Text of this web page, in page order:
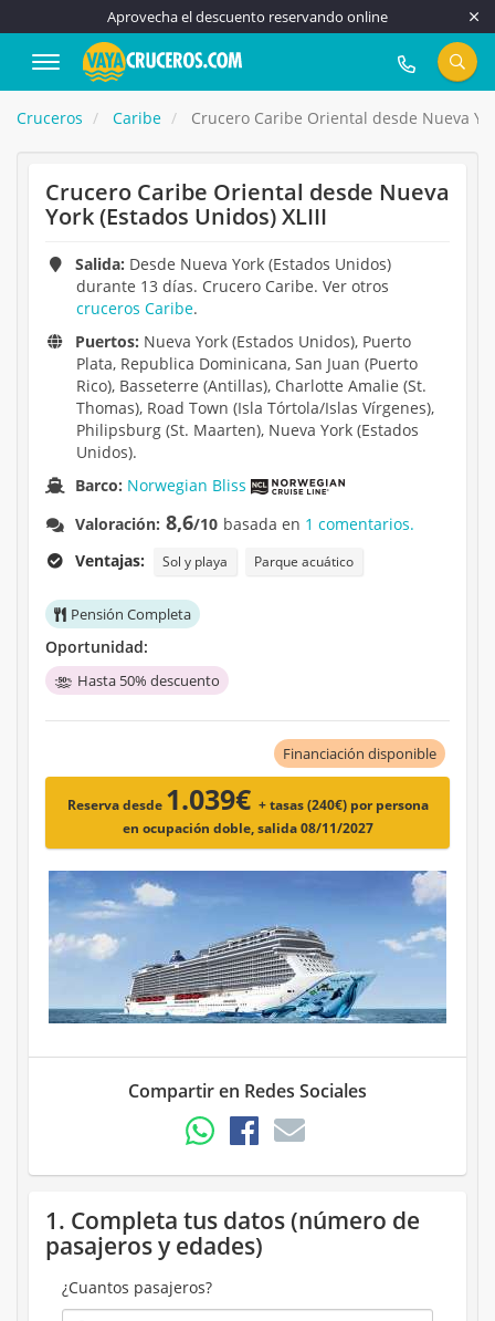
Aprovecha el descuento reservando online
917 815 555
Cruceros Caribe Crucero Caribe Oriental desde Nueva
Crucero Caribe Oriental desde Nueva
York (Estados Unidos) XLIII
Salida: Desde Nueva York (Estados Unidos)
durante 13 días. Crucero Caribe. Ver otros
cruceros Caribe.
Puertos: Nueva York (Estados Unidos), Puerto
Plata, Republica Dominicana, San Juan (Puerto
Rico), Basseterre (Antillas), Charlotte Amalie (St.
Thomas), Road Town (Isla Tórtola/Islas Vírgenes),
Philipsburg (St. Maarten), Nueva York (Estados
Unidos).
Barco: Norwegian Bliss
Valoración: 8,6/10 basada en 1 comentarios.
Ventajas:
Sol y playa Parque acuático
Pensión Completa
Oportunidad:
Hasta 50% descuento
Financiación disponible
Reserva desde 1.039€ + tasas (240€) por persona
en ocupación doble, salida 08/11/2027
Compartir en Redes Sociales
1. Completa tus datos (número de
pasajeros y edades)
¿Cuantos pasajeros?